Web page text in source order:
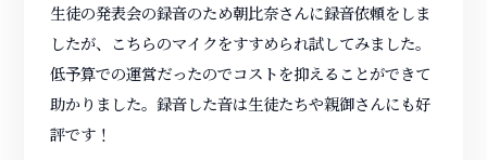
生徒の発表会の録音のため朝比奈さんに録音依頼をしま
したが、こちらのマイクをすすめられ試してみました。
低予算での運営だったのでコストを抑えることができて
助かりました。録音した音は生徒たちや親御さんにも好
評です！